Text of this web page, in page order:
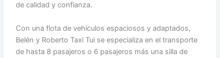
de calidad y confianza.
Con una flota de vehículos espaciosos y adaptados,
Belén y Roberto Taxi Tui se especializa en el transporte
de hasta 8 pasajeros o 6 pasajeros más una silla de